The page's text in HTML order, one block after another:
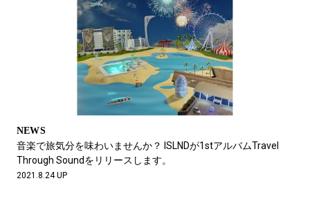
NEWS
音楽で旅気分を味わいませんか？ ISLNDが1stアルバムTravel
Through Soundをリリースします。
2021.8.24 UP